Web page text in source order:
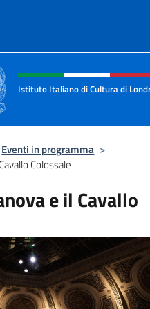
sito, social e
Istituto Italiano di Cultura di
Eventi in programma >
Colossale
e il Cavallo